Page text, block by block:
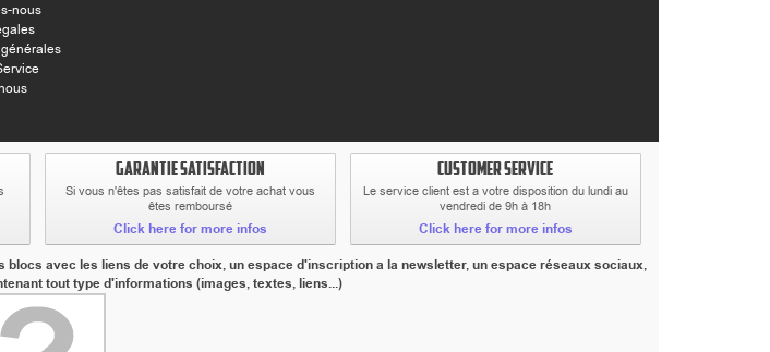
nous
GARANTIE SATISFACTION
Si vous n'êtes pas satisfait de votre achat vous
êtes remboursé
Click here for more infos
CUSTOMER SERVICE
Le service client est a votre disposition du lundi au
vendredi de 9h à 18h
Click here for more infos
avec les liens de votre choix, un espace d'inscription a la newsletter, un espace réseaux sociaux,
tout type d'informations (images, textes, liens...)